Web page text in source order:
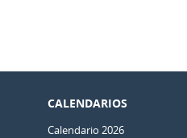
CALENDARIOS
Calendario 2026